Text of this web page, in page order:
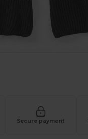
Secure payment